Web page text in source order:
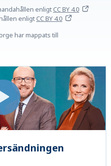
enligtCC BY 4.0
enligtCC BY 4.0
har mappats till